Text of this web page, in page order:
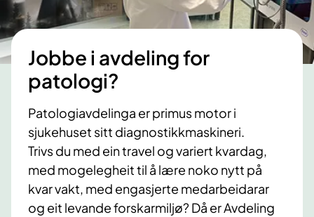
Jobbe i avdeling for
patologi?
Patologiavdelinga er primus motor i
sjukehuset sitt diagnostikkmaskineri.
Trivs du med ein travel og variert kvardag,
med mogelegheit til å lære noko nytt på
kvar vakt, med engasjerte medarbeidarar
og eit levande forskarmiljø? Då er Avdeling